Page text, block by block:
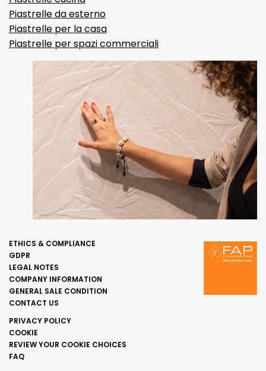
Piastrelle da esterno
Piastrelle per la casa
Piastrelle per spazi commerciali
ETHICS & COMPLIANCE
GDPR
LEGAL NOTES
COMPANY INFORMATION
GENERAL SALE CONDITION
CONTACT US
PRIVACY POLICY
COOKIE
REVIEW YOUR COOKIE CHOICES
FAQ